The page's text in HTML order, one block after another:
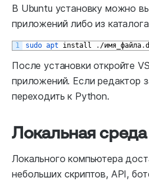
В Ubuntu установку можно
приложений либо из
1 sudo apt install . /имя файла.
После установки откройте
приложений. Если редактор
переходить к Python.
Локальная
Локального компьютера
небольших скриптов, API,